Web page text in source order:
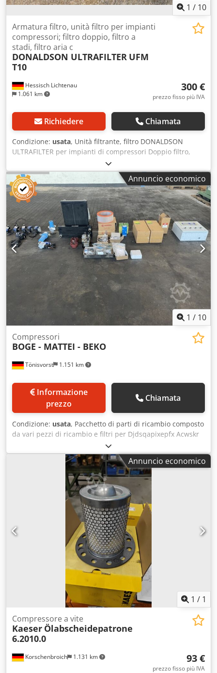
1 / 10
Hessisch Lichtenau
1.061 km
Armatura filtro, unità filtro per impianti
compressori; filtro doppio, filtro a
stadi, filtro aria c
DONALDSON ULTRAFILTER UFM
T10
300 €
prezzo fisso più IVA
Richiedere Chiamata
Condizione: usata, Unità filtrante, filtro DONALDSON
ULTRAFILTER per impianti di compressori Doppio filtro,
filtro a stadi Portata nominale: 1440 m3/h = 24.000
litri/min. Dimensione corpo: 0072 Volume contenitore: ca. 5
litri 1 pezzo con elemento filtro fine (misura 20/30) 1 pezzo
con elemento prefiltro (misura 20/30) Pressione di
esercizio: max 16 bar Attacco filettato: G 2 1/2" Attacco a
flangia: DN 100 Larghezza di installazione delle flange: 580
mm - Manometro differenziale - Separatore automatico di
condensa UFM T10, 230 Volt (0,11 litri/min) - Corpo filtro in
alluminio Peso: ca. 35 kg Dimensioni L x P x H: 1030 x 850 x
200 mm in buone condizioni Dksdpfjxf Uukjx Acwjr
Disponibili 2 pezzi, ciascuno 1x come filtro grossolano e 1x
come filtro fine – utilizzabili come doppio filtro o filtro a
Annuncio economico
1 / 10
Tönisvorst 1.151 km
Compressori
BOGE - MATTEI - BEKO
prezzo
Chiamata
Condizione: usata, Pacchetto di parti di ricambio composto
da vari pezzi di ricambio e filtri per Djdsqapixepfx Acwskr
compressori ed essiccatori frigoriferi dei produttori BOGE,
MATTEI e BEKO. Su richiesta, possono essere offerti anche
singoli pezzi di ricambio del pacchetto. È possibile fornire
Annuncio economico
1 / 1
Korschenbroich 1.131 km
Compressore a vite
Kaeser Ölabscheidepatrone
6.2010.0
93 €
prezzo fisso più IVA